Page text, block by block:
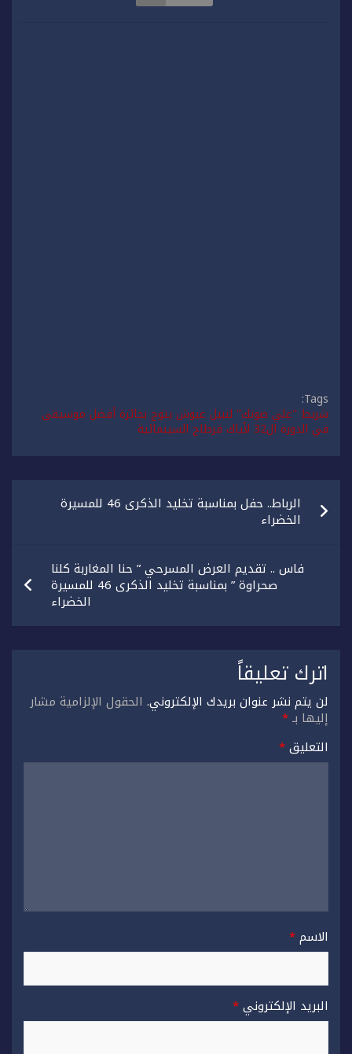
Tags:
شريط ''علي صوتك'' لنبيل عيوش يتوج بجائزة أفضل موسيقى
في الدورة ال32 لأياك قرطاج السينمائية
تصفّح
المقالات الرباط.. حفل بمناسبة تخليد الذكرى 46 للمسيرة
الخضراء
فاس .. تقديم العرض المسرحي ” حنا المغاربة كلنا
صحراوة ” بمناسبة تخليد الذكرى 46 للمسيرة
الخضراء
اترك تعليقاً
لن يتم نشر عنوان بريدك الإلكتروني. الحقول الإلزامية مشار
إليها بـ*
التعليق*
الاسم*
البريد الإلكتروني*